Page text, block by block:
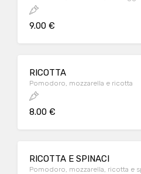
9.00 €
RICOTTA
Pomodoro, mozzarella e ricotta
8.00 €
RICOTTA E SPINACI
Pomodoro, mozzarella, ricotta e